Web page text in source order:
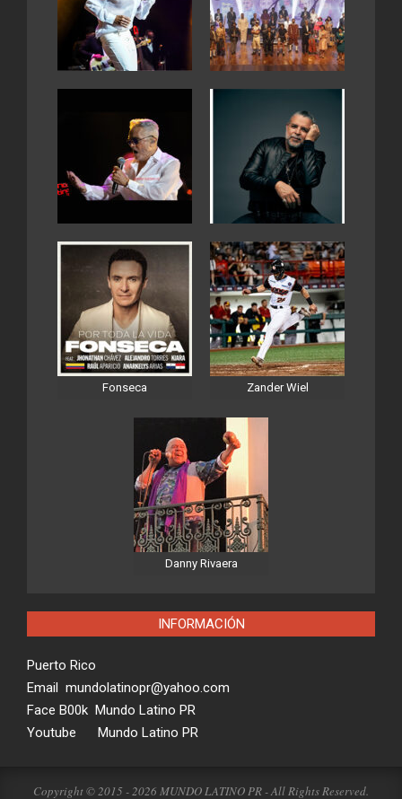
Fonseca Zander Wiel
Danny Rivaera
INFORMACIÓN
Puerto Rico
Email mundolatinopr@yahoo.com
Face B00k Mundo Latino PR
Youtube Mundo Latino PR
Copyright © 2015 - 2026 MUNDO LATINO PR - All Rights Reserved.